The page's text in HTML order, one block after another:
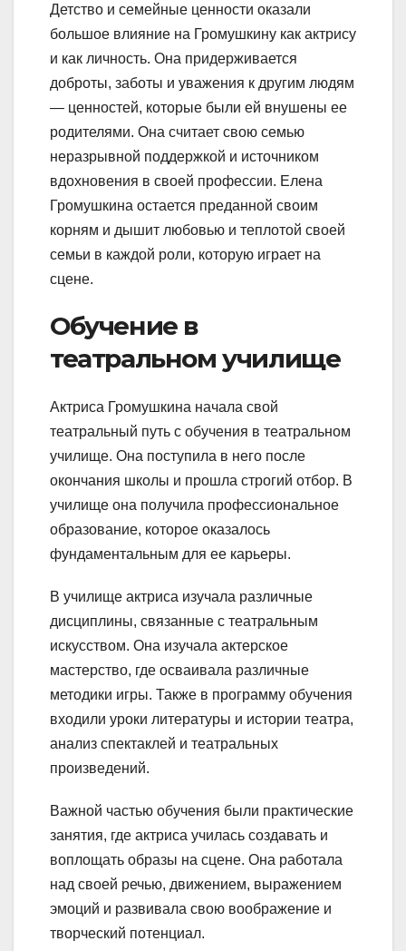
Детство и семейные ценности оказали
большое влияние на Громушкину как актрису
и как личность. Она придерживается
доброты, заботы и уважения к другим людям
— ценностей, которые были ей внушены ее
родителями. Она считает свою семью
неразрывной поддержкой и источником
вдохновения в своей профессии. Елена
Громушкина остается преданной своим
корням и дышит любовью и теплотой своей
семьи в каждой роли, которую играет на
сцене.
Обучение в
театральном училище
Актриса Громушкина начала свой
театральный путь с обучения в театральном
училище. Она поступила в него после
окончания школы и прошла строгий отбор. В
училище она получила профессиональное
образование, которое оказалось
фундаментальным для ее карьеры.
В училище актриса изучала различные
дисциплины, связанные с театральным
искусством. Она изучала актерское
мастерство, где осваивала различные
методики игры. Также в программу обучения
входили уроки литературы и истории театра,
анализ спектаклей и театральных
произведений.
Важной частью обучения были практические
занятия, где актриса училась создавать и
воплощать образы на сцене. Она работала
над своей речью, движением, выражением
эмоций и развивала свою воображение и
творческий потенциал.